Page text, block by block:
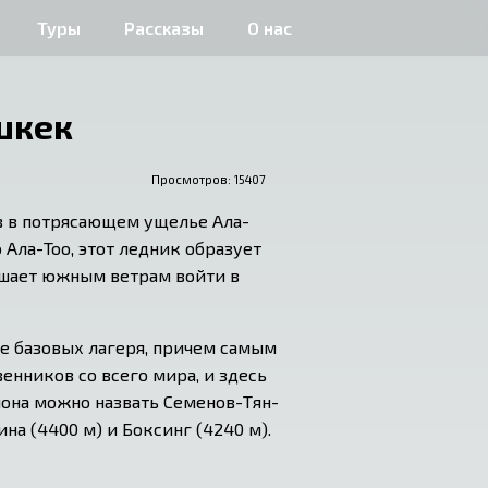
Туры Рассказы О нас
Просмотров: 15407
в потрясающем ущелье Ала-
Тоо, этот ледник образует
южным ветрам войти в
базовых лагеря, причем самым
со всего мира, и здесь
можно назвать Семенов-Тян-
(4400 м) и Боксинг (4240 м).